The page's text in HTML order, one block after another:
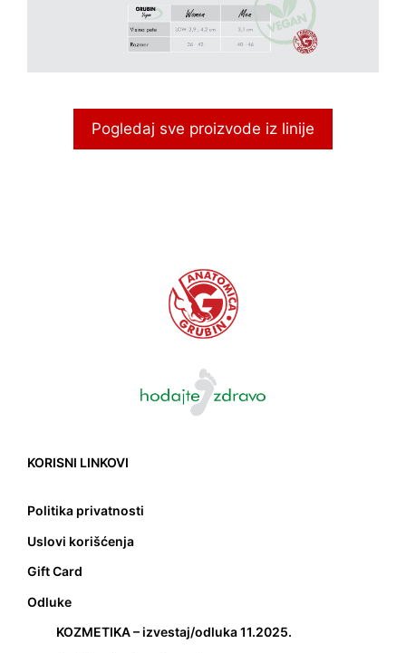
Pogledaj sve proizvode iz linije
KORISNI LINKOVI
Politika privatnosti
Uslovi korišćenja
Gift Card
Odluke
KOZMETIKA – izvestaj/odluka 11.2025.